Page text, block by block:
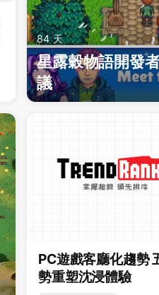
84 天
星露穀物語開發
議
PC遊戲客廳化趨勢
勢重塑沈浸體驗